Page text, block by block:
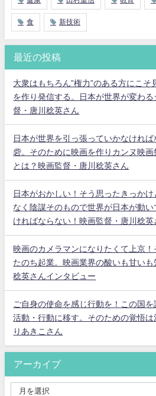
食 新技術
最近の投稿
大衆はもちろん”権力”のある方にこ
を作り発信する。日本が世界が変わ
督・唐川稔英さん
日本が世界を引っ張っていかなけれ
砦。そのために映画を作りカンヌ映
とは？映画監督・唐川稔英さん
日本がおかしい！そう思ったきっか
なく陰謀そのもので世界が日本が動
ければならない！映画監督・唐川稔英
映画のカメラマンになりたくて上京
たのち起業。映画業界の酸いも甘いも
稔英さんインタビュー
ご自身の使命を感じ行動を！この国
活動・行動に移す。そのための覚悟
りあきこさん
アーカイブ